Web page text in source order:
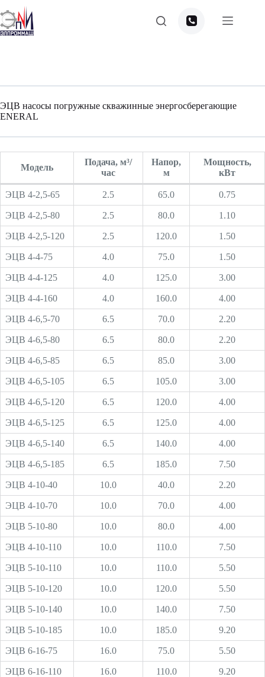
Перейти
к
сути
ЭЦВ насосы погружные скважинные энергосберегающие
ENERAL
Модель
Подача, м³/
час
Напор,
м
Мощность,
кВт
ЭЦВ 4-2,5-65 2.5 65.0 0.75
ЭЦВ 4-2,5-80 2.5 80.0 1.10
ЭЦВ 4-2,5-120 2.5 120.0 1.50
ЭЦВ 4-4-75 4.0 75.0 1.50
ЭЦВ 4-4-125 4.0 125.0 3.00
ЭЦВ 4-4-160 4.0 160.0 4.00
ЭЦВ 4-6,5-70 6.5 70.0 2.20
ЭЦВ 4-6,5-80 6.5 80.0 2.20
ЭЦВ 4-6,5-85 6.5 85.0 3.00
ЭЦВ 4-6,5-105 6.5 105.0 3.00
ЭЦВ 4-6,5-120 6.5 120.0 4.00
ЭЦВ 4-6,5-125 6.5 125.0 4.00
ЭЦВ 4-6,5-140 6.5 140.0 4.00
ЭЦВ 4-6,5-185 6.5 185.0 7.50
ЭЦВ 4-10-40 10.0 40.0 2.20
ЭЦВ 4-10-70 10.0 70.0 4.00
ЭЦВ 5-10-80 10.0 80.0 4.00
ЭЦВ 4-10-110 10.0 110.0 7.50
ЭЦВ 5-10-110 10.0 110.0 5.50
ЭЦВ 5-10-120 10.0 120.0 5.50
ЭЦВ 5-10-140 10.0 140.0 7.50
ЭЦВ 5-10-185 10.0 185.0 9.20
ЭЦВ 6-16-75 16.0 75.0 5.50
ЭЦВ 6-16-110 16.0 110.0 9.20